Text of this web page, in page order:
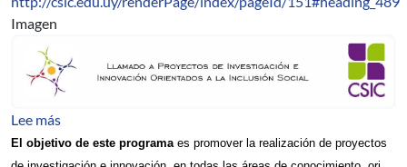
Imagen
Lee mássobre Llamado abierto a proyectos del Programa
El objetivo de este programa es promover la realización de proyectos